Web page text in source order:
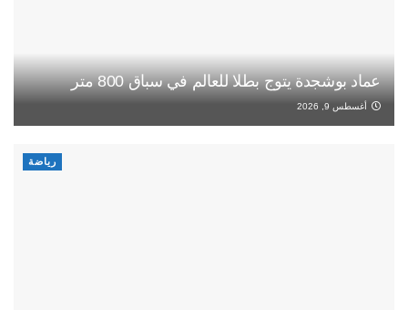
عماد بوشجدة يتوج بطلا للعالم في سباق 800 متر
أغسطس 9, 2026
رياضة